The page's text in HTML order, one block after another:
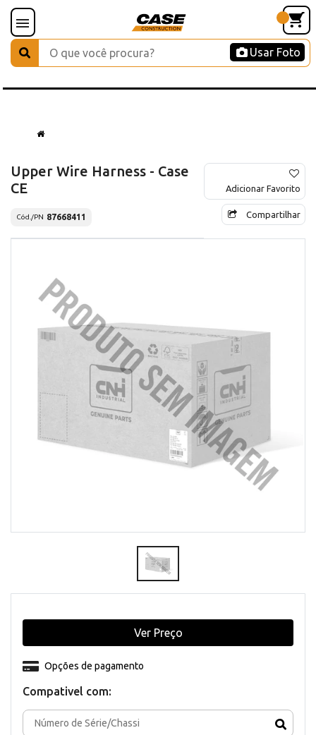
Usar Foto
Upper Wire Harness - Case
CE
Cód./PN 87668411
Adicionar Favorito
Compartilhar
Compativel com:
Opções de pagamento
Ver Preço